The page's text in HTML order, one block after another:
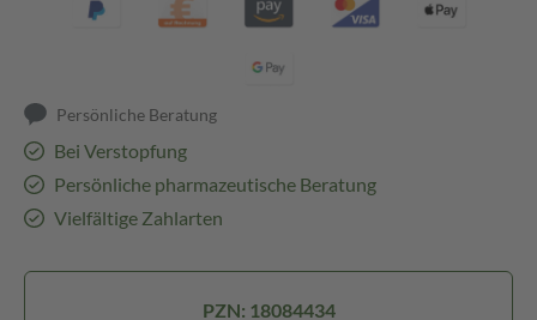
Persönliche Beratung
Bei Verstopfung
Persönliche pharmazeutische Beratung
Vielfältige Zahlarten
PZN: 18084434